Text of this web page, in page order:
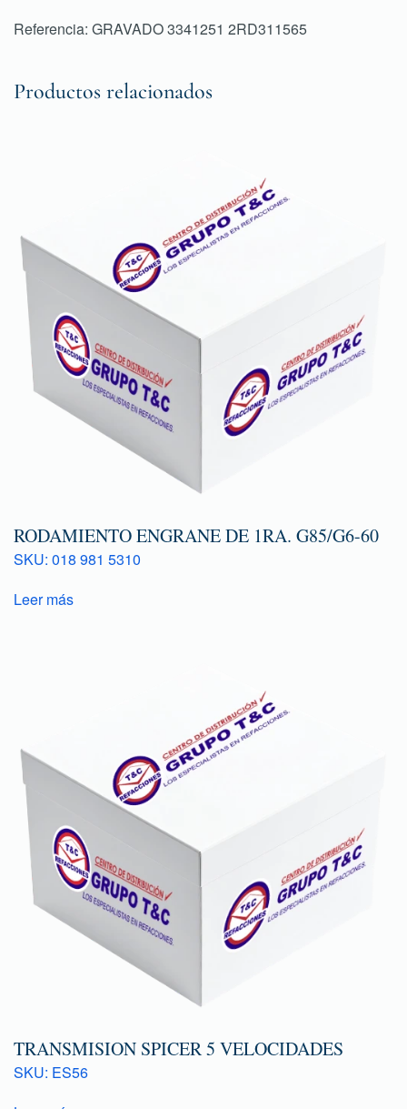
Referencia: GRAVADO 3341251 2RD311565
Productos relacionados
RODAMIENTO ENGRANE DE 1RA. G85/G6-60
SKU: 018 981 5310
Leer más
TRANSMISION SPICER 5 VELOCIDADES
SKU: ES56